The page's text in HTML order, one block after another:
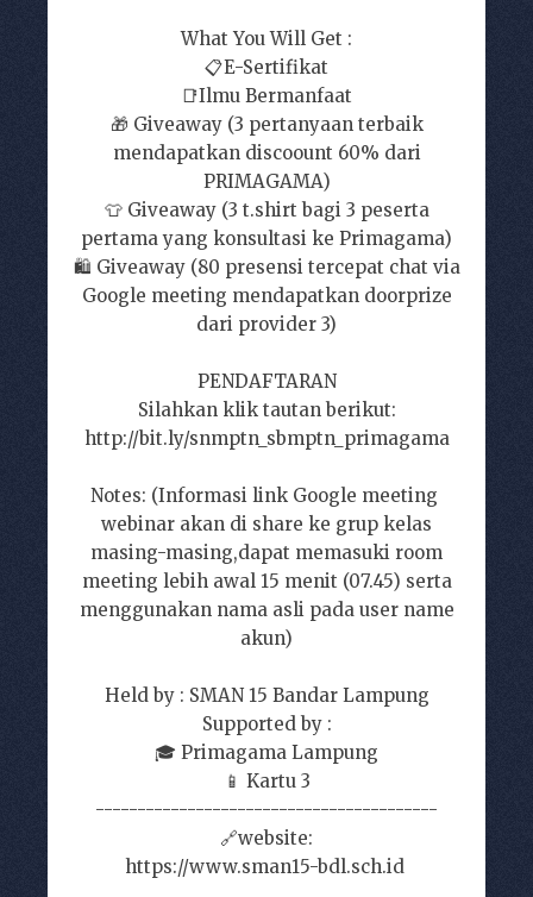
What You Will Get :
📋E-Sertifikat
📑Ilmu Bermanfaat
🎁 Giveaway (3 pertanyaan terbaik
mendapatkan discoount 60% dari
PRIMAGAMA)
👕 Giveaway (3 t.shirt bagi 3 peserta
pertama yang konsultasi ke Primagama)
🛍️ Giveaway (80 presensi tercepat chat via
Google meeting mendapatkan doorprize
dari provider 3)
PENDAFTARAN
Silahkan klik tautan berikut:
http://bit.ly/snmptn_sbmptn_primagama
Notes: (Informasi link Google meeting
webinar akan di share ke grup kelas
masing-masing,dapat memasuki room
meeting lebih awal 15 menit (07.45) serta
menggunakan nama asli pada user name
akun)
Held by : SMAN 15 Bandar Lampung
Supported by :
🎓 Primagama Lampung
📱 Kartu 3
-----------------------------------------
🔗website:
https://www.sman15-bdl.sch.id